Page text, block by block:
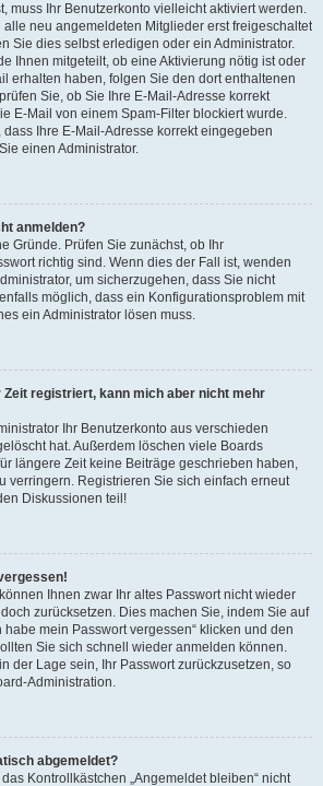
muss Ihr Benutzerkonto vielleicht aktiviert werden.
alle neu angemeldeten Mitglieder erst freigeschaltet
Sie dies selbst erledigen oder ein Administrator.
Ihnen mitgeteilt, ob eine Aktivierung nötig ist oder
erhalten haben, folgen Sie den dort enthaltenen
Sie, ob Sie Ihre E-Mail-Adresse korrekt
E-Mail von einem Spam-Filter blockiert wurde.
Ihre E-Mail-Adresse korrekt eingegeben
einen Administrator.
anmelden?
Gründe. Prüfen Sie zunächst, ob Ihr
richtig sind. Wenn dies der Fall ist, wenden
um sicherzugehen, dass Sie nicht
möglich, dass ein Konfigurationsproblem mit
ein Administrator lösen muss.
Zeit registriert, kann mich aber nicht mehr
Ihr Benutzerkonto aus verschieden
hat. Außerdem löschen viele Boards
längere Zeit keine Beiträge geschrieben haben,
verringern. Registrieren Sie sich einfach erneut
Diskussionen teil!
Ihnen zwar Ihr altes Passwort nicht wieder
zurücksetzen. Dies machen Sie, indem Sie auf
habe mein Passwort vergessen“ klicken und den
Sie sich schnell wieder anmelden können.
der Lage sein, Ihr Passwort zurückzusetzen, so
Administration.
abgemeldet?
Kontrollkästchen „Angemeldet bleiben“ nicht